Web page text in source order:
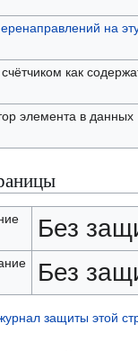
на
как
элемента в данных
Без
Без
защиты этой